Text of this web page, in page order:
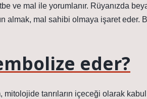
ve mal ile yorumlanır. Rüyanızda
almak, mal sahibi olmaya işaret eder.
eder?
mitolojide tanrıların içeceği olarak